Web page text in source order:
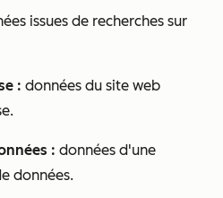
issues de recherches sur
: données du site web
: données d'une
données.